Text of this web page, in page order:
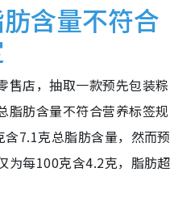
含量不符合
售店，抽取一款预先包装粽
脂肪含量不符合营养标签规
7.1克总脂肪含量，然而预
为每100克含4.2克，脂肪超